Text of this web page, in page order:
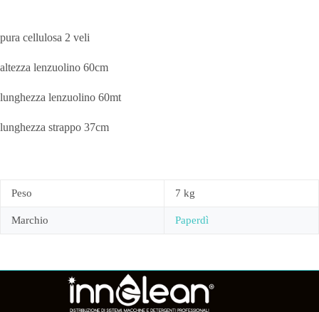
pura cellulosa 2 veli
altezza lenzuolino 60cm
lunghezza lenzuolino 60mt
lunghezza strappo 37cm
Peso 7 kg
Marchio Paperdì